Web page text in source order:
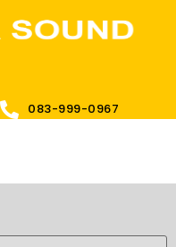
083-999-0967